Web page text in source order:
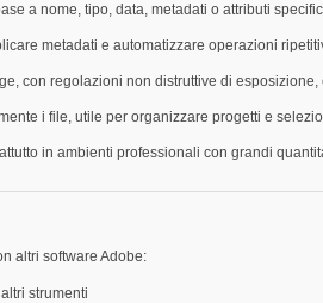
a nome, tipo, data, metadati o attributi
metadati e automatizzare operazioni
con regolazioni non distruttive di
i file, utile per organizzare progetti e
in ambienti professionali con grandi
altri software Adobe:
strumenti